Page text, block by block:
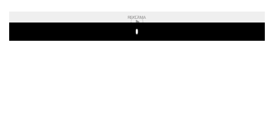
REKLAMA
Play